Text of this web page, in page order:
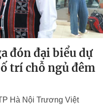
đón đại biểu dự
trí chỗ ngủ đêm
Hà Nội Trương Việt